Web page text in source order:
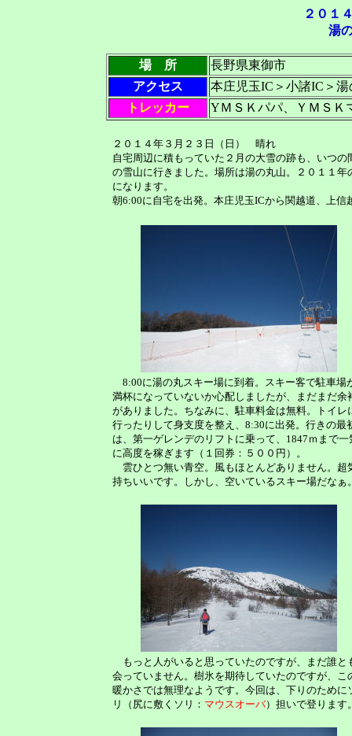
２０１
湯
場 所
長野県東御市
アクセス
本庄児玉IC＞小諸IC＞
トレッカー
YＭＳＫパパ、ＹＭＳＫ
２０１４年３月２３日（日） 晴れ
自宅周辺に積もっていた２月の大雪の跡も、いつ
の雪山に行きました。場所は湯の丸山。２０１１
になります。
朝6:00に自宅を出発。本庄児玉ICから関越道、上
8:00に湯の丸スキー場に到着。スキー客で駐車場
満杯になっていないか心配しましたが、まだまだ余
がありました。ちなみに、駐車料金は無料。トイレ
行ったりして身支度を整え、8:30に出発。行きの最
は、第一ゲレンデのリフトに乗って、1847ｍまで一
に高度を稼ぎます（１回券：５００円）。
雲ひとつ無い青空。風もほとんどありません。超
持ちいいです。しかし、空いているスキー場だなぁ
もっと人がいると思っていたのですが、まだ誰と
会っていません。樹氷を期待していたのですが、こ
暖かさでは無理なようです。今回は、下りのために
リ（尻に敷くソリ： マウスオーバ）担いで登ります